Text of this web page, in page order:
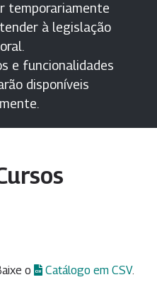
temporariamente
à legislação
e funcionalidades
disponíveis
o Catálogo em CSV.